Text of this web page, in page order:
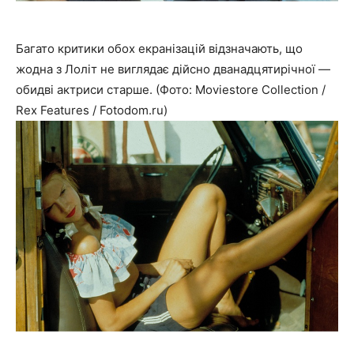
Багато критики обох екранізацій відзначають, що
жодна з Лоліт не виглядає дійсно дванадцятирічної —
обидві актриси старше. (Фото: Moviestore Collection /
Rex Features / Fotodom.ru)